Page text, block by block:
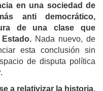
en una sociedad de
anti democrático,
de una clase que
Nada nuevo, de
esta conclusión sin
de disputa política
a relativizar la historia,